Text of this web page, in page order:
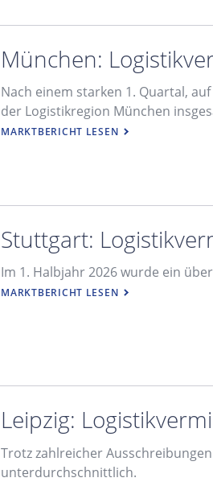
München:
Nach einem starken 1. Quartal,
der Logistikregion München
MARKTBERICHT LESEN
Stuttgart:
Im 1. Halbjahr 2026 wurde ein
MARKTBERICHT LESEN
Leipzig:
Trotz zahlreicher
unterdurchschnittlich.